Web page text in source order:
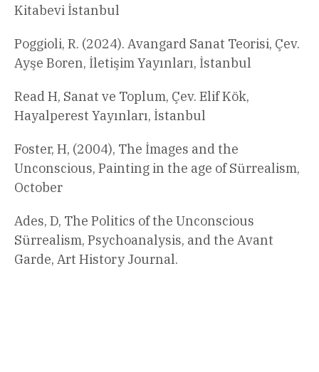
Kitabevi İstanbul
Poggioli, R. (2024). Avangard Sanat Teorisi, Çev.
Ayşe Boren, İletişim Yayınları, İstanbul
Read H, Sanat ve Toplum, Çev. Elif Kök,
Hayalperest Yayınları, İstanbul
Foster, H, (2004), The İmages and the
Unconscious, Painting in the age of Sürrealism,
October
Ades, D, The Politics of the Unconscious
Sürrealism, Psychoanalysis, and the Avant
Garde, Art History Journal.